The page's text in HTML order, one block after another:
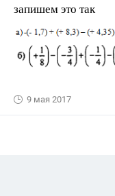
запишем это так
9 мая 2017